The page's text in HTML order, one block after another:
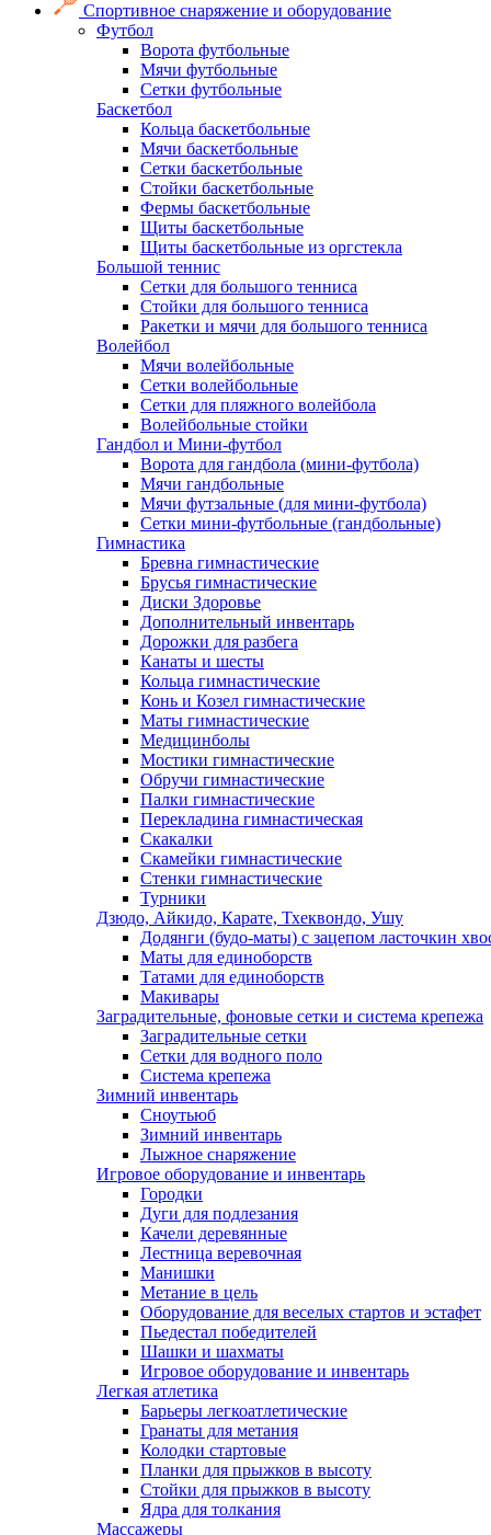
Спортивное снаряжение и оборудование
Футбол
Ворота футбольные
Мячи футбольные
Сетки футбольные
Баскетбол
Кольца баскетбольные
Мячи баскетбольные
Сетки баскетбольные
Стойки баскетбольные
Фермы баскетбольные
Щиты баскетбольные
Щиты баскетбольные из оргстекла
Большой теннис
Сетки для большого тенниса
Стойки для большого тенниса
Ракетки и мячи для большого тенниса
Волейбол
Мячи волейбольные
Сетки волейбольные
Сетки для пляжного волейбола
Волейбольные стойки
Гандбол и Мини-футбол
Ворота для гандбола (мини-футбола)
Мячи гандбольные
Мячи футзальные (для мини-футбола)
Сетки мини-футбольные (гандбольные)
Гимнастика
Бревна гимнастические
Брусья гимнастические
Диски Здоровье
Дополнительный инвентарь
Дорожки для разбега
Канаты и шесты
Кольца гимнастические
Конь и Козел гимнастические
Маты гимнастические
Медицинболы
Мостики гимнастические
Обручи гимнастические
Палки гимнастические
Перекладина гимнастическая
Скакалки
Скамейки гимнастические
Стенки гимнастические
Турники
Дзюдо, Айкидо, Карате, Тхеквондо, Ушу
Додянги (будо-маты) с зацепом ласточкин
Маты для единоборств
Татами для единоборств
Макивары
Заградительные, фоновые сетки и система крепежа
Заградительные сетки
Сетки для водного поло
Система крепежа
Зимний инвентарь
Сноутьюб
Зимний инвентарь
Лыжное снаряжение
Игровое оборудование и инвентарь
Городки
Дуги для подлезания
Качели деревянные
Лестница веревочная
Манишки
Метание в цель
Оборудование для веселых стартов и эстафет
Пьедестал победителей
Шашки и шахматы
Игровое оборудование и инвентарь
Легкая атлетика
Барьеры легкоатлетические
Гранаты для метания
Колодки стартовые
Планки для прыжков в высоту
Стойки для прыжков в высоту
Ядра для толкания
Массажеры